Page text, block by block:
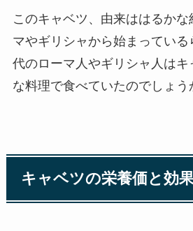
このキャベツ、由来ははるか
マやギリシャから始まってい
代のローマ人やギリシャ人はキ
な料理で食べていたのでしょう
キャベツの栄養価と効